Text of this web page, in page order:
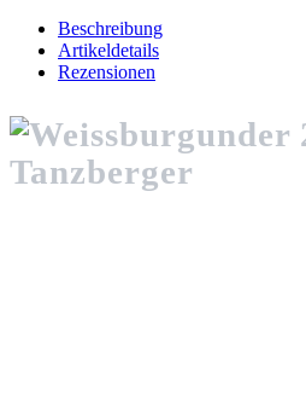
Beschreibung
Artikeldetails
Rezensionen